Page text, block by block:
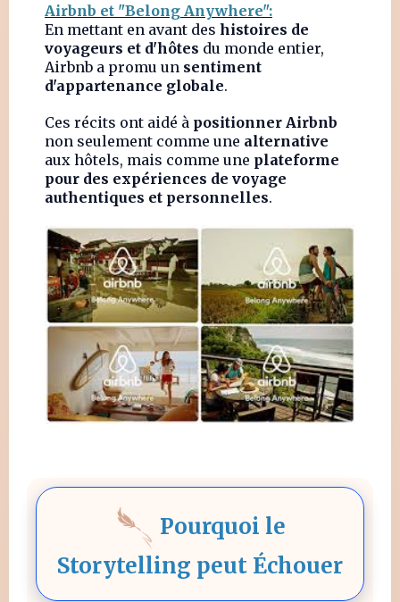
Airbnb et "Belong Anywhere":
En mettant en avant des histoires de
voyageurs et d'hôtes du monde entier,
Airbnb a promu un sentiment
d'appartenance globale.
Ces récits ont aidé à positionner Airbnb
non seulement comme une alternative
aux hôtels, mais comme une plateforme
pour des expériences de voyage
authentiques et personnelles.
Pourquoi le
Storytelling peut Échouer